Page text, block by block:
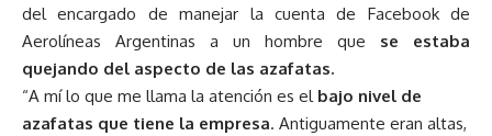
del encargado de manejar la cuenta de Facebook de
Aerolíneas Argentinas a un hombre que se estaba
quejando del aspecto de las azafatas.
“A mí lo que me llama la atención es elbajo nivel de
azafatas que tiene la empresa. Antiguamente eran altas,